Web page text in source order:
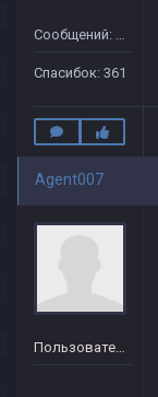
Сообщений: 160
Спасибок: 361
Agent007
Пользователь